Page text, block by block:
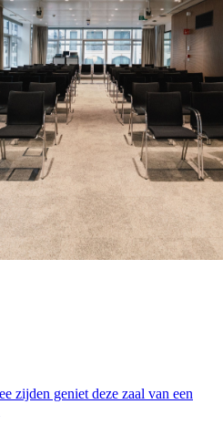
zijden geniet deze zaal van een